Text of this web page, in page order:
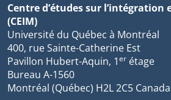
Centre d’études sur
(CEIM)
Université du Québec à Montréal
400, rue Sainte-Catherine Est
Pavillon Hubert-Aquin, 1er étage
Bureau A-1560
Montréal (Québec) H2L 2C5 Canada